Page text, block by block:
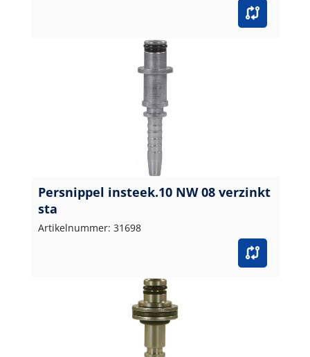
Persnippel insteek.10 NW 08 verzinkt
sta
Artikelnummer: 31698